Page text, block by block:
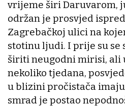
vrijeme širi Daruvarom,
održan je prosvjed
Zagrebačkoj ulici na
stotinu ljudi. I prije su se
širiti neugodni mirisi, ali
nekoliko tjedana,
u blizini pročistača imaju
smrad je postao